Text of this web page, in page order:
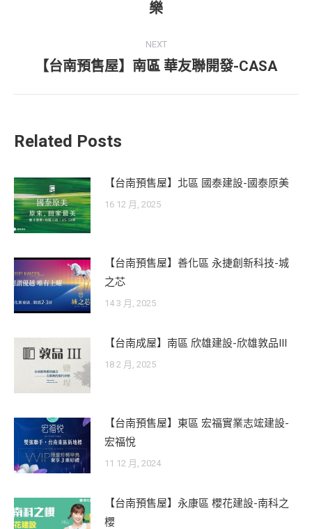
post:
樂
NEXT
Next
【台南預售屋】南區 華友聯開發-CASA
Related Posts
【台南預售屋】北區 國泰建設-國泰原美
16 12 月, 2025
【台南預售屋】善化區 永捷創新科技-城
之芯
14 3 月, 2025
【台南成屋】南區 欣雄建設-欣雄敦品III
18 2 月, 2025
【台南預售屋】東區 宏福實業志竤建設-
宏福悅
11 12 月, 2024
【台南預售屋】永康區 櫻花建設-南科之
櫻